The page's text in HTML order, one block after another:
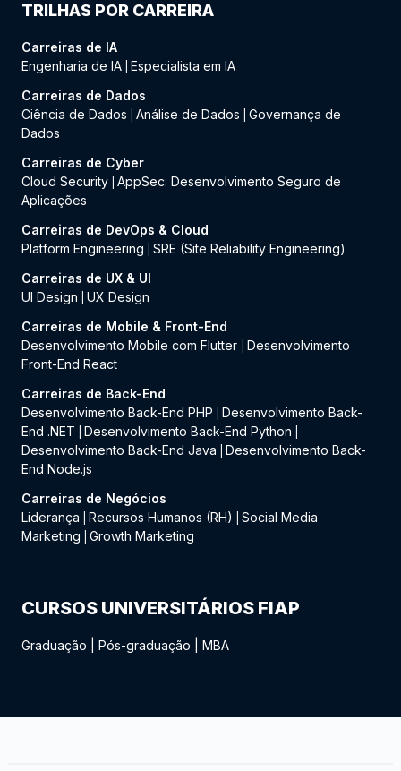
TRILHAS POR CARREIRA
Carreiras de IA
Engenharia de IA Especialista em IA
Carreiras de Dados
Ciência de Dados
Análise de Dados
Governança de
Dados
Carreiras de Cyber
Cloud Security AppSec: Desenvolvimento Seguro de
Aplicações
Carreiras de DevOps & Cloud
Platform Engineering
SRE (Site Reliability Engineering)
Carreiras de UX & UI
UI Design
UX Design
Carreiras de Mobile & Front-End
Desenvolvimento Mobile com Flutter
Desenvolvimento
Front-End React
Carreiras de Back-End
Desenvolvimento Back-End PHP
Desenvolvimento Back-
End .NET
Desenvolvimento Back-End Python
Desenvolvimento Back-End Java
Desenvolvimento Back-
End Node.js
Carreiras de Negócios
Liderança
Recursos Humanos (RH)
Social Media
Marketing
Growth Marketing
CURSOS UNIVERSITÁRIOS FIAP
Graduação Pós-graduação MBA